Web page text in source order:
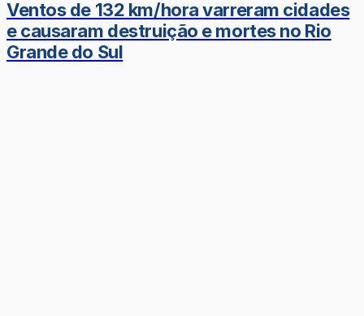
Ventos de 132 km/hora varreram cidades
e causaram destruição e mortes no Rio
Grande do Sul